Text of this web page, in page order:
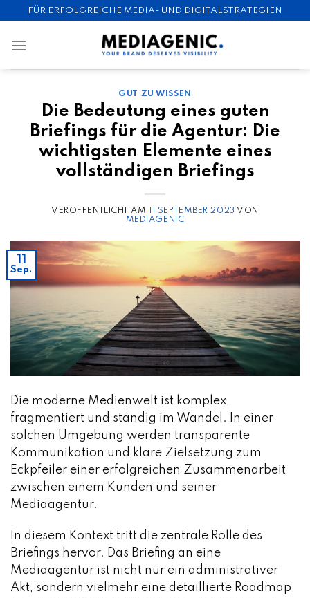
to
content
FÜR ERFOLGREICHE MEDIA- UND DIGITALSTRATEGIEN
GUT ZU WISSEN
Die Bedeutung eines guten
Briefings für die Agentur: Die
wichtigsten Elemente eines
vollständigen Briefings
VERÖFFENTLICHT AM 11 SEPTEMBER 2023 VON
MEDIAGENIC
11
Sep.
Die moderne Medienwelt ist komplex,
fragmentiert und ständig im Wandel. In einer
solchen Umgebung werden transparente
Kommunikation und klare Zielsetzung zum
Eckpfeiler einer erfolgreichen Zusammenarbeit
zwischen einem Kunden und seiner
Mediaagentur.
In diesem Kontext tritt die zentrale Rolle des
Briefings hervor. Das Briefing an eine
Mediaagentur ist nicht nur ein administrativer
Akt, sondern vielmehr eine detaillierte Roadmap,